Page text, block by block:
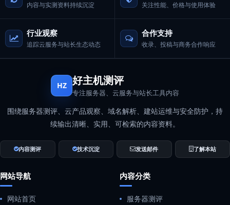
内容与实测资料持续沉淀 关注性能、价格与使用体验
行业观察
追踪云服务与站长生态动态
合作支持
收录、投稿与商务合作响应
HZ 好主机测评
专注服务器、云服务与站长工具内容
围绕服务器测评、云产品观察、域名解析、建站运维与安全防护，持
续输出清晰、实用、可检索的内容资料。
内容测评 技术沉淀 发送邮件 了解本站
网站导航
网站首页
内容分类
服务器测评